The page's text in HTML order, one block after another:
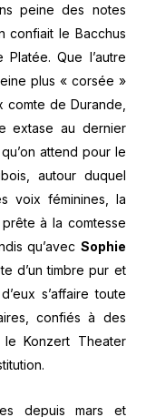
peine des notes
confiait le Bacchus
Que l’autre
plus « corsée »
de Durande,
extase au dernier
attend pour le
autour duquel
voix féminines, la
prête à la comtesse
qu’avec Sophie
d’un timbre pur et
s’affaire toute
confiés à des
le Konzert Theater
depuis mars et